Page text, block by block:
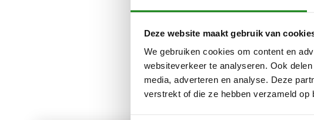
Deze website maakt gebruik van
We gebruiken cookies om content en
websiteverkeer te analyseren. Ook
media, adverteren en analyse. Deze
verstrekt of die ze hebben verzameld
Met adapter voor